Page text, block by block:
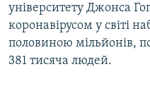
університету Джонса
коронавірусом у світі
половиною мільйонів,
381 тисяча людей.